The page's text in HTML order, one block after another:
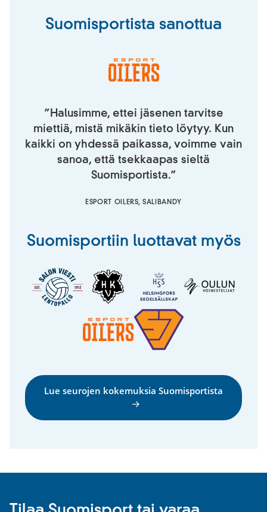
Suomisportista sanottua
”Halusimme, ettei jäsenen tarvitse
miettiä, mistä mikäkin tieto löytyy. Kun
kaikki on yhdessä paikassa, voimme vain
sanoa, että tsekkaapas sieltä
Suomisportista.”
ESPORT OILERS, SALIBANDY
Suomisportiin luottavat myös
Lue seurojen kokemuksia Suomisportista